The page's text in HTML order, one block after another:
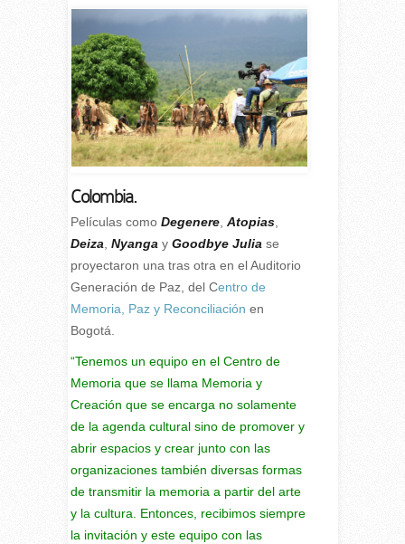
Colombia.
Películas como Degenere, Atopias,
Deiza Nyanga y Goodbye Julia se
proyectaron una tras otra en el Auditorio
Generación de Paz, del Centro de
Memoria, Paz y Reconciliación en
Bogotá.
“Tenemos un equipo en el Centro de
Memoria que se llama Memoria y
Creación que se encarga no solamente
de la agenda cultural sino de promover y
abrir espacios y crear junto con las
organizaciones también diversas formas
de transmitir la memoria a partir del arte
y la cultura. Entonces, recibimos siempre
la invitación y este equipo con las